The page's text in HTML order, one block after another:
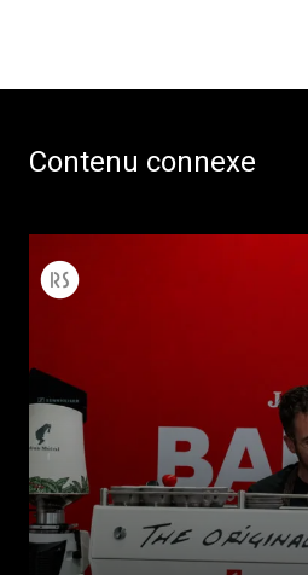
Contenu connexe